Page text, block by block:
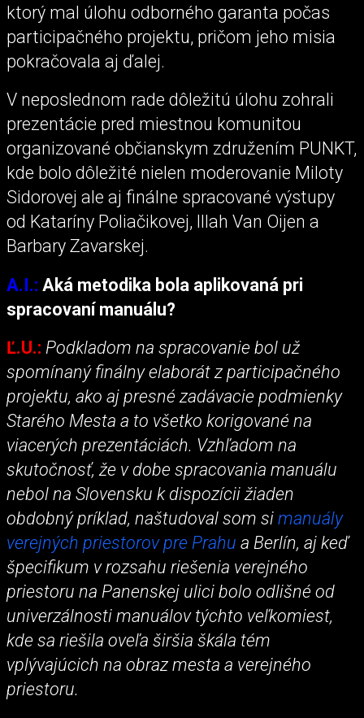
ktorý mal úlohu odborného garanta počas
participačného projektu, pričom jeho misia
pokračovala aj ďalej.
V neposlednom rade dôležitú úlohu zohrali
prezentácie pred miestnou komunitou
organizované občianskym združením PUNKT,
kde bolo dôležité nielen moderovanie Miloty
Sidorovej ale aj finálne spracované výstupy
od Kataríny Poliačikovej, Illah Van Oijen a
Barbary Zavarskej.
A.I.: Aká metodika bola aplikovaná pri
spracovaní manuálu?
Ľ.U.: Podkladom na spracovanie bol už
spomínaný finálny elaborát z participačného
projektu, ako aj presné zadávacie podmienky
Starého Mesta a to všetko korigované na
viacerých prezentáciách. Vzhľadom na
skutočnosť, že v dobe spracovania manuálu
nebol na Slovensku k dispozícii žiaden
obdobný príklad, naštudoval som si manuály
verejných priestorov pre Prahu a Berlín, aj keď
špecifikum v rozsahu riešenia verejného
priestoru na Panenskej ulici bolo odlišné od
univerzálnosti manuálov týchto veľkomiest,
kde sa riešila oveľa širšia škála tém
vplývajúcich na obraz mesta a verejného
priestoru.